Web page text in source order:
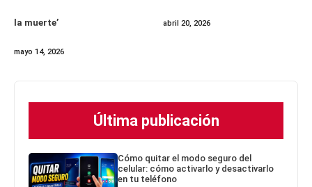
la muerte’
mayo 14, 2026
abril 20, 2026
Última publicación
Cómo quitar el modo seguro del
celular: cómo activarlo y desactivarlo
en tu teléfono